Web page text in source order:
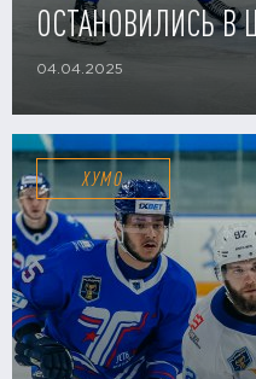
ОСТАНОВИЛИСЬ В
04.04.2025
ХУМО